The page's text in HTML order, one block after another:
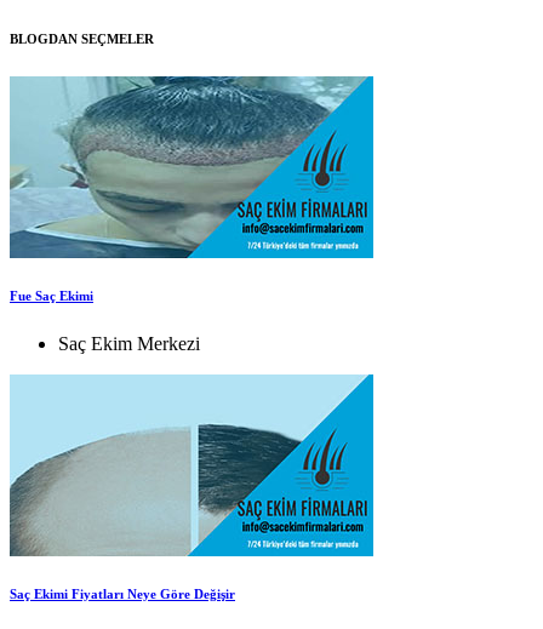
BLOGDAN SEÇMELER
Fue Saç Ekimi
Saç Ekim Merkezi
Saç Ekimi Fiyatları Neye Göre Değişir